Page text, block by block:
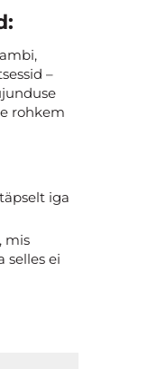
–
rohkem
iga
mis
selles ei